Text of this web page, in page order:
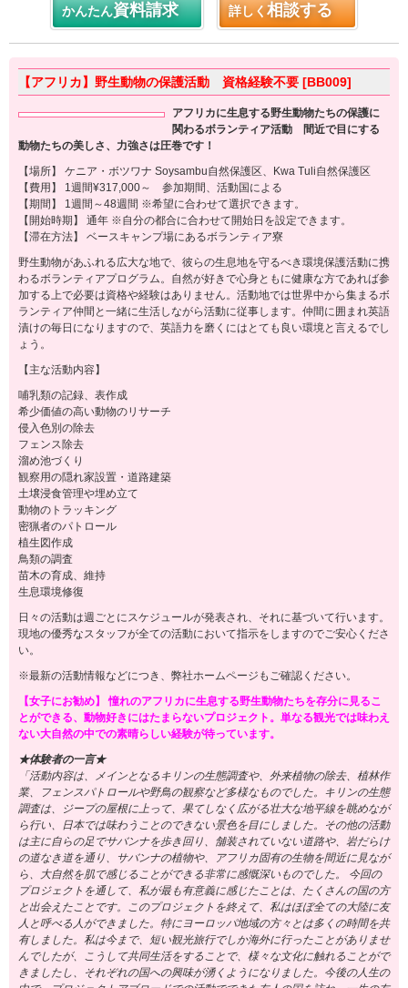
かんたん資料請求 詳しく相談する
【アフリカ】野生動物の保護活動 資格経験不要 [BB009]
アフリカに生息する野生動物たちの保護に
関わるボランティア活動 間近で目にする
動物たちの美しさ、力強さは圧巻です！
【場所】 ケニア・ボツワナ Soysambu自然保護区、Kwa Tuli自然保護区
【費用】 1週間¥317,000～ 参加期間、活動国による
【期間】 1週間～48週間 ※希望に合わせて選択できます。
【開始時期】 通年 ※自分の都合に合わせて開始日を設定できます。
【滞在方法】 ベースキャンプ場にあるボランティア寮
野生動物があふれる広大な地で、彼らの生息地を守るべき環境保護活動に携
わるボランティアプログラム。自然が好きで心身ともに健康な方であれば参
加する上で必要は資格や経験はありません。活動地では世界中から集まるボ
ランティア仲間と一緒に生活しながら活動に従事します。仲間に囲まれ英語
漬けの毎日になりますので、英語力を磨くにはとても良い環境と言えるでし
ょう。
【主な活動内容】
哺乳類の記録、表作成
希少価値の高い動物のリサーチ
侵入色別の除去
フェンス除去
溜め池づくり
観察用の隠れ家設置・道路建築
土壌浸食管理や埋め立て
動物のトラッキング
密猟者のパトロール
植生図作成
鳥類の調査
苗木の育成、維持
生息環境修復
日々の活動は週ごとにスケジュールが発表され、それに基づいて行います。
現地の優秀なスタッフが全ての活動において指示をしますのでご安心くださ
い。
※最新の活動情報などにつき、弊社ホームページもご確認ください。
【女子にお勧め】 憧れのアフリカに生息する野生動物たちを存分に見るこ
とができる、動物好きにはたまらないプロジェクト。単なる観光では味わえ
ない大自然の中での素晴らしい経験が待っています。
★体験者の一言★
「活動内容は、メインとなるキリンの生態調査や、外来植物の除去、植林作
業、フェンスパトロールや野鳥の観察など多様なものでした。キリンの生態
調査は、ジープの屋根に上って、果てしなく広がる壮大な地平線を眺めなが
ら行い、日本では味わうことのできない景色を目にしました。その他の活動
は主に自らの足でサバンナを歩き回り、舗装されていない道路や、岩だらけ
の道なき道を通り、サバンナの植物や、アフリカ固有の生物を間近に見なが
ら、大自然を肌で感じることができる非常に感慨深いものでした。 今回の
プロジェクトを通して、私が最も有意義に感じたことは、たくさんの国の方
と出会えたことです。このプロジェクトを終えて、私はほぼ全ての大陸に友
人と呼べる人ができました。特にヨーロッパ地域の方々とは多くの時間を共
有しました。私は今まで、短い観光旅行でしか海外に行ったことがありませ
んでしたが、こうして共同生活をすることで、様々な文化に触れることがで
きましたし、それぞれの国への興味が湧くようになりました。今後の人生の